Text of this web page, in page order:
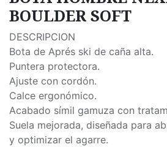
BOULDER SOFT
DESCRIPCION
Bota de Aprés ski de caña alta.
Puntera protectora.
Ajuste con cordón.
Calce ergonómico.
Acabado símil gamuza con
Suela mejorada, diseñada para
y optimizar el agarre.